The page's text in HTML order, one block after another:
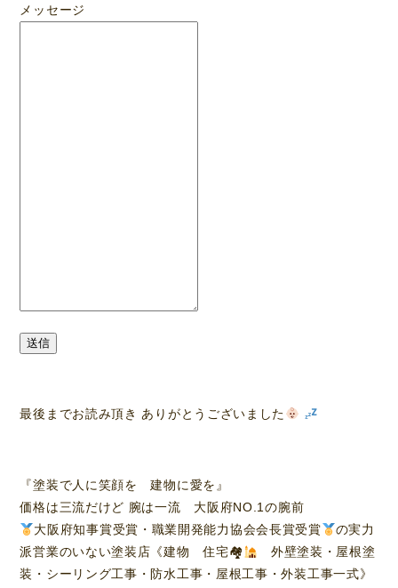
メッセージ
送信
最後までお読み頂き ありがとうございました
『塗装で人に笑顔を 建物に愛を』
価格は三流だけど 腕は一流 大阪府NO.1の腕前
大阪府知事賞受賞・職業開発能力協会会長賞受賞
の実力
派営業のいない塗装店《建物 住宅🏘
外壁塗装・屋根塗
装・シーリング工事・防水工事・屋根工事・外装工事一式》